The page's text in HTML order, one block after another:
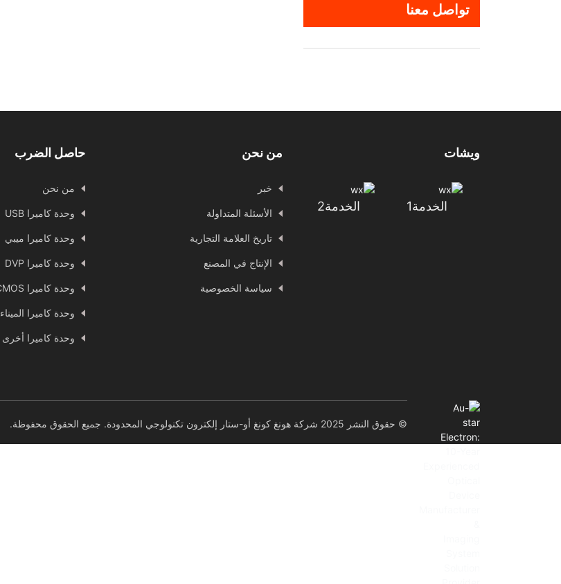
تواصل معنا
ويشات
الخدمة1 الخدمة2
من نحن
خبر
الأسئلة المتداولة
تاريخ العلامة التجارية
الإنتاج في المصنع
سياسة الخصوصية
حاصل الضرب
من نحن
وحدة كاميرا USB
وحدة كاميرا ميبي
وحدة كاميرا DVP
وحدة كاميرا CMOS
وحدة كاميرا الميناء
وحدة كاميرا أخرى
© حقوق النشر 2025 شركة هونغ كونغ أو-ستار إلكترون تكنولوجي المحدودة. جميع الحقوق محفوظة.